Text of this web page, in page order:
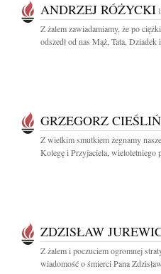
ANDRZEJ RÓŻYCKI
Z żalem zawiadamiamy, że po
odszedł od nas Mąż, Tata, Dziadek
GRZEGORZ
Z wielkim smutkiem żegnamy
Kolegę i Przyjaciela, wieloletniego
ZDZISŁAW
Z żalem i poczuciem ogromnej
wiadomość o śmierci Pana